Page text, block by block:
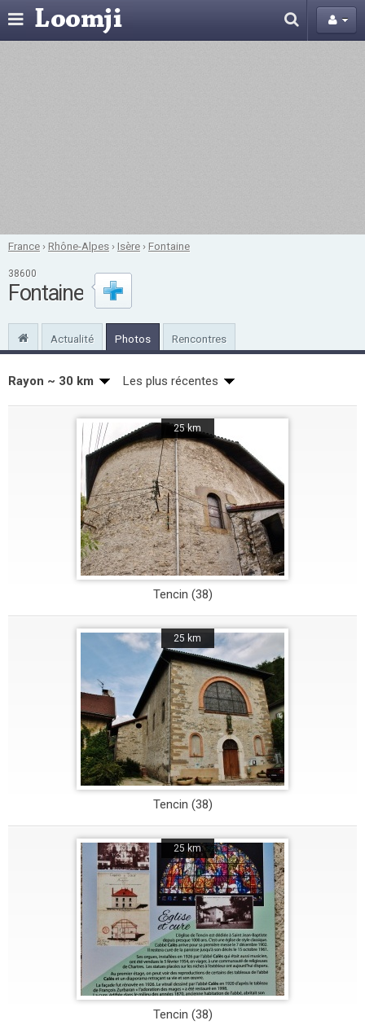
France ›Rhône-Alpes ›Isère ›Fontaine
38600
Fontaine
Actualité Photos Rencontres
Rayon ~ 30 km Les plus récentes
25 km
Tencin (38)
25 km
Tencin (38)
25 km
Tencin (38)